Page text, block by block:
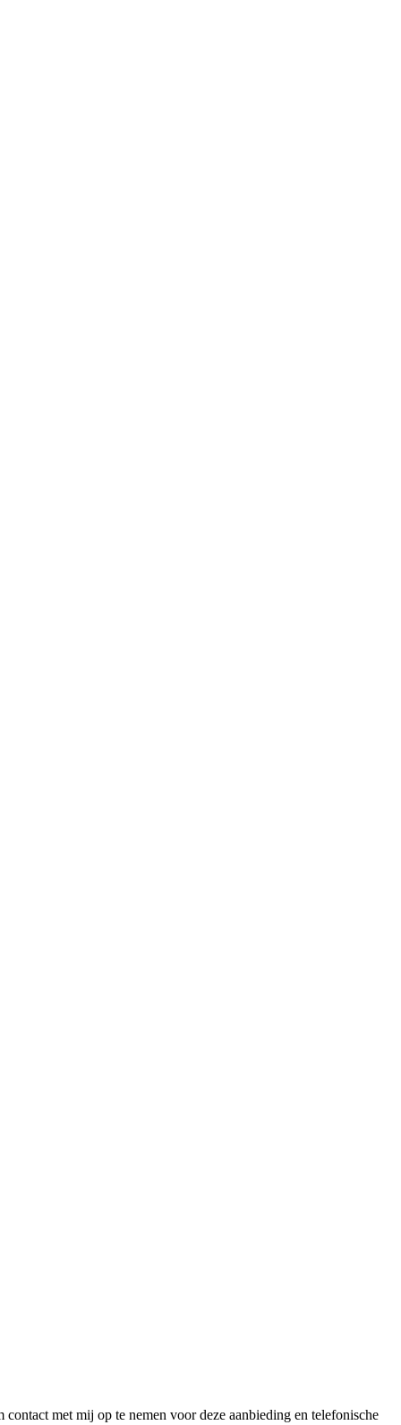
met mij op te nemen voor deze aanbieding en telefonische